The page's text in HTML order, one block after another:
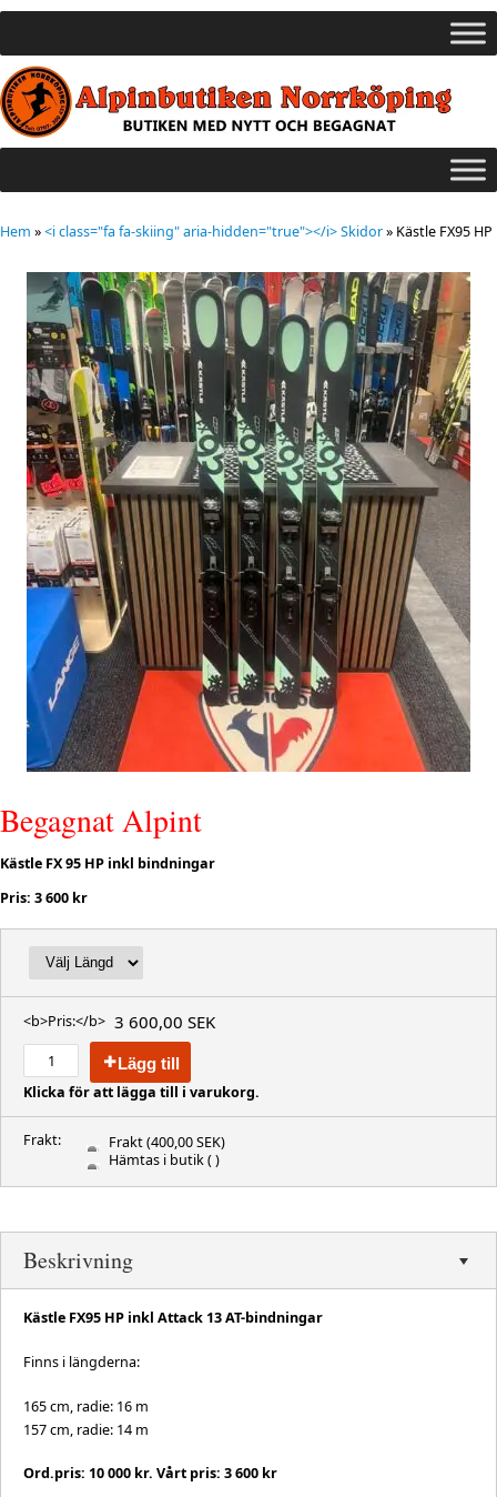
Hem »<i class="fa fa-skiing" aria-hidden="true"></i> Skidor» Kästle FX95 HP
Begagnat Alpint
Kästle FX 95 HP inkl bindningar
Pris: 3 600 kr
<b>Pris:</b> 3 600,00 SEK
Lägg till
Klicka för att lägga till i varukorg.
Frakt: Frakt(400,00 SEK)
Hämtas i butik( )
Beskrivning
Kästle FX95 HP inkl Attack 13 AT-bindningar
Finns i längderna:
165 cm, radie: 16 m
157 cm, radie: 14 m
Ord.pris: 10 000 kr. Vårt pris: 3 600 kr